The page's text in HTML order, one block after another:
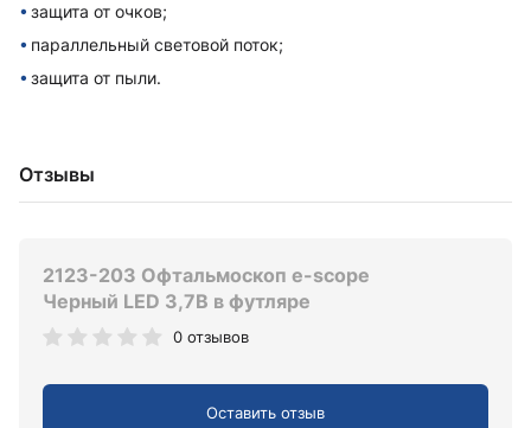
защита от очков;
параллельный световой поток;
защита от пыли.
Отзывы
2123-203 Офтальмоскоп e-scope
Черный LED 3,7В в футляре
0 отзывов
Оставить отзыв